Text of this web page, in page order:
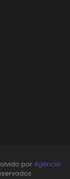
por Agência